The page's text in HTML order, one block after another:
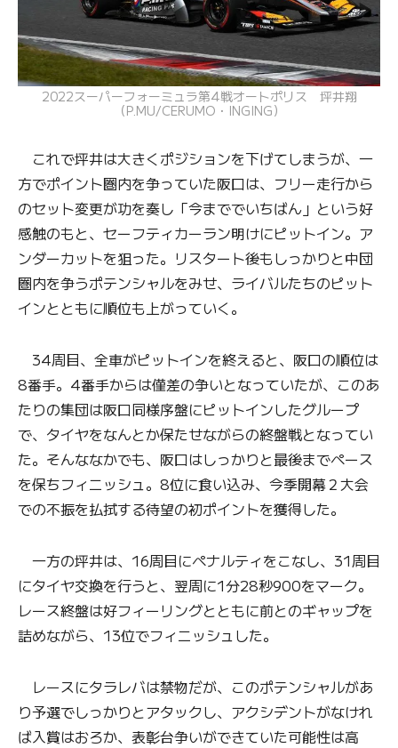
2022スーパーフォーミュラ第4戦オートポリス 坪井翔
（P.MU/CERUMO・INGING）
これで坪井は大きくポジションを下げてしまうが、一
方でポイント圏内を争っていた阪口は、フリー走行から
のセット変更が功を奏し「今まででいちばん」という好
感触のもと、セーフティカーラン明けにピットイン。ア
ンダーカットを狙った。リスタート後もしっかりと中団
圏内を争うポテンシャルをみせ、ライバルたちのピット
インとともに順位も上がっていく。
34周目、全車がピットインを終えると、阪口の順位は
8番手。4番手からは僅差の争いとなっていたが、このあ
たりの集団は阪口同様序盤にピットインしたグループ
で、タイヤをなんとか保たせながらの終盤戦となってい
た。そんななかでも、阪口はしっかりと最後までペース
を保ちフィニッシュ。8位に食い込み、今季開幕２大会
での不振を払拭する待望の初ポイントを獲得した。
一方の坪井は、16周目にペナルティをこなし、31周目
にタイヤ交換を行うと、翌周に1分28秒900をマーク。
レース終盤は好フィーリングとともに前とのギャップを
詰めながら、13位でフィニッシュした。
レースにタラレバは禁物だが、このポテンシャルがあ
り予選でしっかりとアタックし、アクシデントがなけれ
ば入賞はおろか、表彰台争いができていた可能性は高